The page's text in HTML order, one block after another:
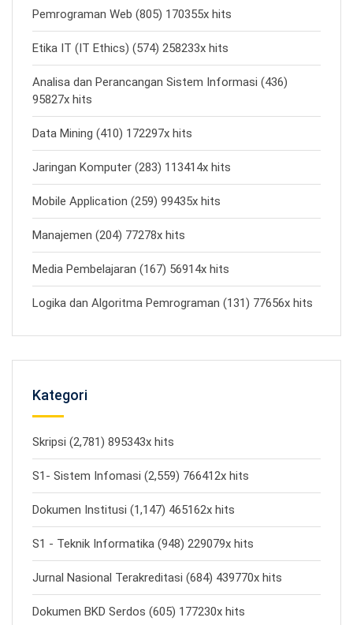
Pemrograman Web (805) 170355x hits
Etika IT (IT Ethics) (574) 258233x hits
Analisa dan Perancangan Sistem Informasi (436)
95827x hits
Data Mining (410) 172297x hits
Jaringan Komputer (283) 113414x hits
Mobile Application (259) 99435x hits
Manajemen (204) 77278x hits
Media Pembelajaran (167) 56914x hits
Logika dan Algoritma Pemrograman (131) 77656x hits
Kategori
Skripsi (2,781) 895343x hits
S1- Sistem Infomasi (2,559) 766412x hits
Dokumen Institusi (1,147) 465162x hits
S1 - Teknik Informatika (948) 229079x hits
Jurnal Nasional Terakreditasi (684) 439770x hits
Dokumen BKD Serdos (605) 177230x hits